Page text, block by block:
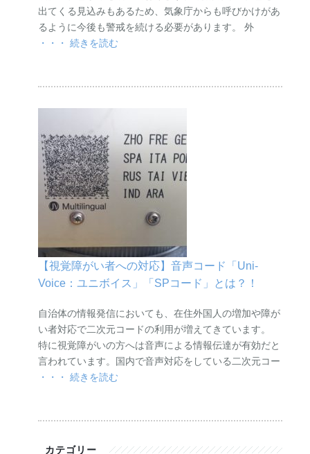
出てくる見込みもあるため、気象庁からも呼びかけがあ
るように今後も警戒を続ける必要があります。 外
・・・ 続きを読む
【視覚障がい者への対応】音声コード「Uni-
Voice：ユニボイス」「SPコード」とは？！
自治体の情報発信においても、在住外国人の増加や障が
い者対応で二次元コードの利用が増えてきています。
特に視覚障がいの方へは音声による情報伝達が有効だと
言われています。国内で音声対応をしている二次元コー
・・・ 続きを読む
カテゴリー